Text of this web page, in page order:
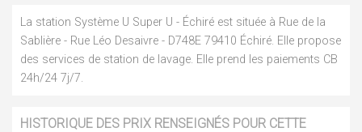
La station Système U Super U - Échiré est située à Rue de la
Sablière - Rue Léo Desaivre - D748E 79410 Échiré. Elle propose
des services de station de lavage. Elle prend les paiements CB
24h/24 7j/7.
HISTORIQUE DES PRIX RENSEIGNÉS POUR CETTE